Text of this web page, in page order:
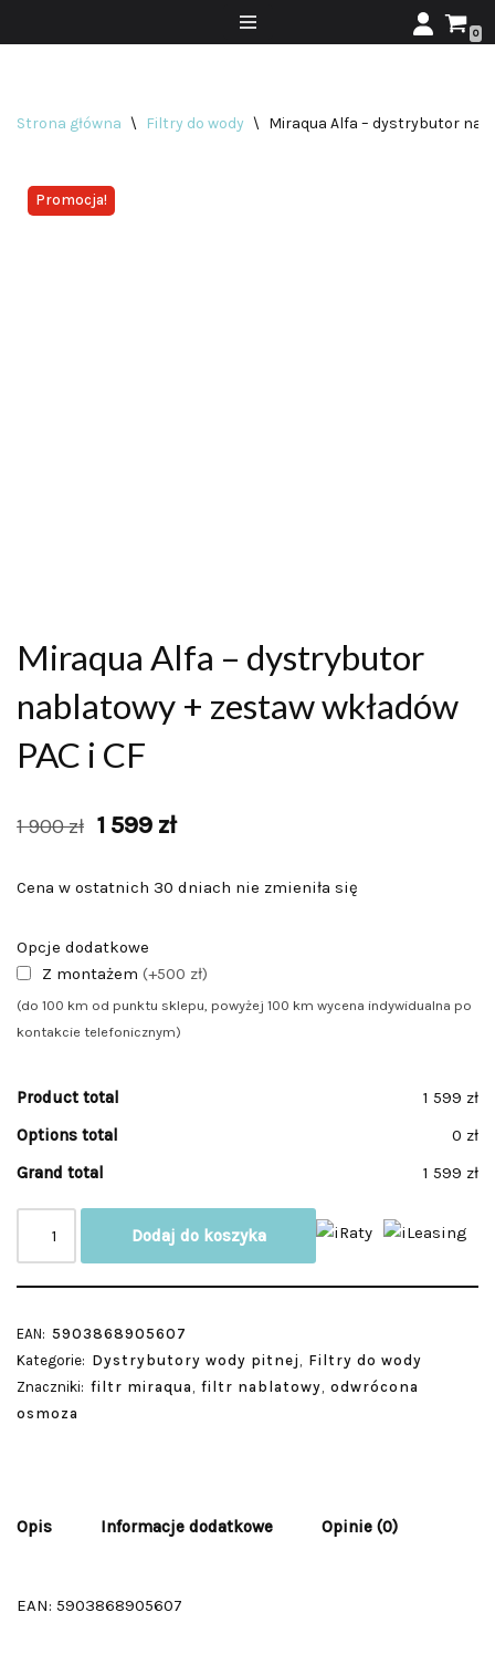
0
Strona główna \ Filtry do wody \ Miraqua Alfa – dystrybutor
Promocja!
Miraqua Alfa – dystrybutor
nablatowy + zestaw wkładów
PAC i CF
1 900zł 1 599 zł
Cena w ostatnich 30 dniach nie zmieniła się
Opcje dodatkowe
Z montażem (+500 zł)
(do 100 km od punktu sklepu, powyżej 100 km wycena indywidualna po
kontakcie telefonicznym)
Product total
1 599 zł
Options total
0 zł
Grand total
1 599 zł
Dodaj do koszyka
EAN: 5903868905607
Kategorie: Dystrybutory wody pitnej , Filtry do wody
Znaczniki: filtr miraqua , filtr nablatowy, odwrócona
osmoza
Opis Informacje dodatkowe Opinie (0)
EAN: 5903868905607